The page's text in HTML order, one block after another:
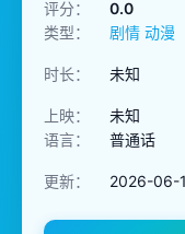
评分：
0.0
类型：
剧情 动漫
时长： 未知
上映：
未知
语言：
普通话
更新： 2026-06-